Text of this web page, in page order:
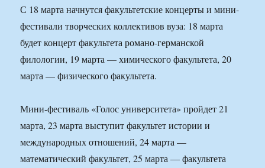
С 18 марта начнутся факультетские концерты и мини-
фестивали творческих коллективов вуза: 18 марта
будет концерт факультета романо-германской
филологии, 19 марта — химического факультета, 20
марта — физического факультета.
Мини-фестиваль «Голос университета» пройдет 21
марта, 23 марта выступит факультет истории и
международных отношений, 24 марта —
математический факультет, 25 марта — факультета